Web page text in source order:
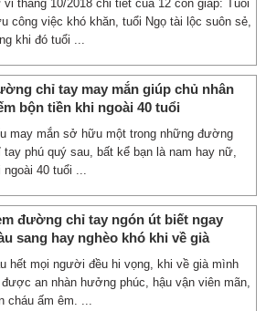
vi tháng 10/2018 chi tiết của 12 con giáp: Tuổi
công việc khó khăn, tuổi Ngọ tài lộc suôn sẻ,
khi đó tuổi ...
chỉ tay may mắn giúp chủ nhân
bộn tiền khi ngoài 40 tuổi
may mắn sở hữu một trong những đường
tay phú quý sau, bất kể bạn là nam hay nữ,
ngoài 40 tuổi ...
đường chỉ tay ngón út biết ngay
sang hay nghèo khó khi về già
hết mọi người đều hi vọng, khi về già mình
an nhàn hưởng phúc, hậu vận viên mãn,
cháu ấm êm. ...